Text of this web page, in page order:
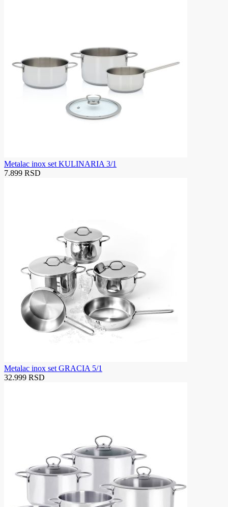
Metalac inox set KULINARIA 3/1
7.899 RSD
Metalac inox set GRACIA 5/1
32.999 RSD